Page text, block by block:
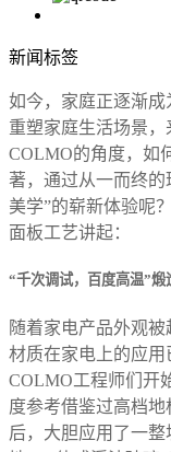
新闻标签
如今，家庭正逐渐成
重塑家庭生活场景，
COLMO的角度，如
著，通过从一而终
美学”的崭新体验呢
面板工艺讲起：
“千次调试，百度高温”煅
随着家电产品外观
材质在家电上的应用
COLMO工程师们开
度参考借鉴过高档
后，大胆应用了一